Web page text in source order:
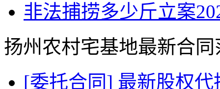
非法捕捞多少斤立案
扬州农村宅基地最新合同
[委托合同] 最新股权